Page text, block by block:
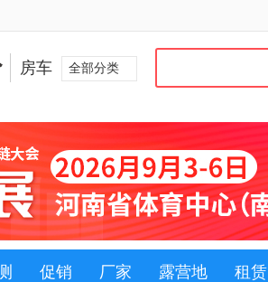
房车 全部分类
促销 厂家 露营地 租赁